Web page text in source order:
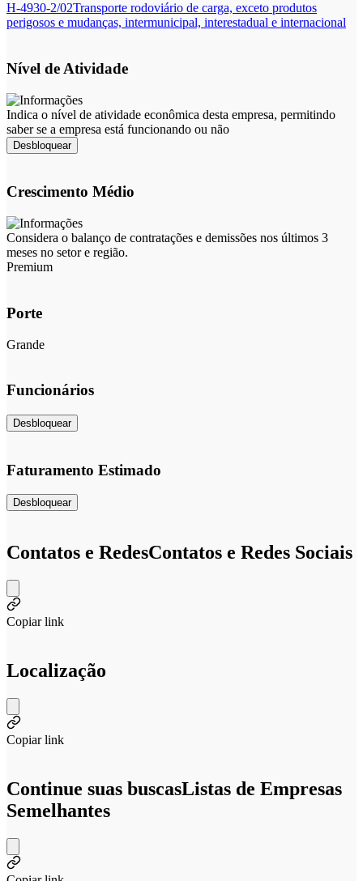
H-4930-2/02Transporte rodoviário de carga, exceto produtos
perigosos e mudanças, intermunicipal, interestadual e internacional
Nível de Atividade
Indica o nível de atividade econômica desta empresa, permitindo
saber se a empresa está funcionando ou não
Desbloquear
Crescimento Médio
Considera o balanço de contratações e demissões nos últimos 3
meses no setor e região.
Premium
Porte
Grande
Funcionários
Desbloquear
Faturamento Estimado
Desbloquear
Contatos e RedesContatos e Redes Sociais
Copiar link
Localização
Copiar link
Continue suas buscasListas de Empresas
Semelhantes